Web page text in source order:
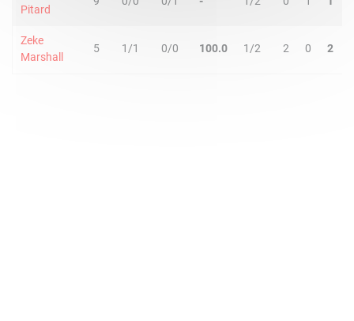
Pitard
Zeke
Marshall
5 1/1 0/0 100.0 1/2 2 0 2